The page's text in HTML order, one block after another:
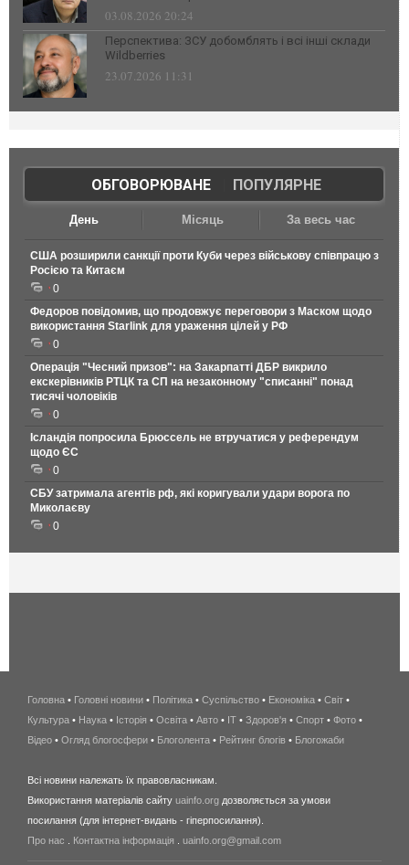
03.08.2026 20:24
Перспектива: ЗСУ добомблять і всі інші склади
Wildberries
23.07.2026 11:31
ОБГОВОРЮВАНЕ| ПОПУЛЯРНЕ
День Місяць За весь час
США розширили санкції проти Куби через військову співпрацю з
Росією та Китаєм
0
Федоров повідомив, що продовжує переговори з Маском щодо
використання Starlink для ураження цілей у РФ
0
Операція "Чесний призов": на Закарпатті ДБР викрило
екскерівників РТЦК та СП на незаконному "списанні" понад
тисячі чоловіків
0
Ісландія попросила Брюссель не втручатися у референдум
щодо ЄС
0
СБУ затримала агентів рф, які коригували удари ворога по
Миколаєву
0
беспроводной
интернет
киев
wimax
в
Головна • Головні новини • Політика • Суспільство • Економіка • Світ •
Культура • Наука • Історія • Освіта • Авто • IT • Здоров'я • Спорт • Фото •
Відео • Огляд блогосфери • Блоголента • Рейтинг блогів • Блогожаби
Всі новини належать їх правовласникам.
Використання матеріалів сайту uainfo.org дозволяється за умови
посилання (для інтернет-видань - гіперпосилання).
Про нас . Контактна інформація . uainfo.org@gmail.com